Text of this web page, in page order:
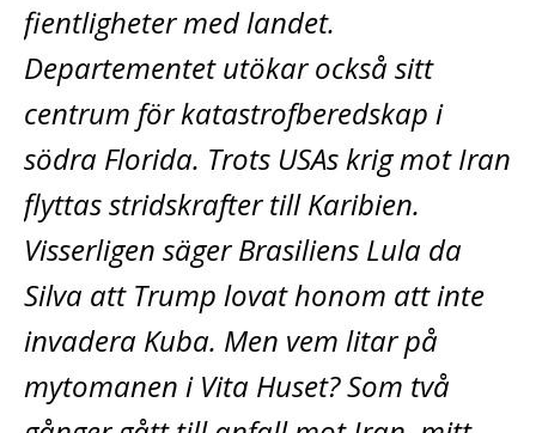
fientligheter med landet.
Departementet utökar också sitt
centrum för katastrofberedskap i
södra Florida. Trots USAs krig mot Iran
flyttas stridskrafter till Karibien.
Visserligen säger Brasiliens Lula da
Silva att Trump lovat honom att inte
invadera Kuba. Men vem litar på
mytomanen i Vita Huset? Som två